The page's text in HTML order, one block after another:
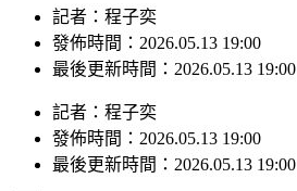
記者：程子奕
發佈時間：2026.05.13 19:00
最後更新時間：2026.05.13 19:00
記者 ： 程子奕
發佈時間： 2026.05.13 19:00
最後更新時間： 2026.05.13 19:00